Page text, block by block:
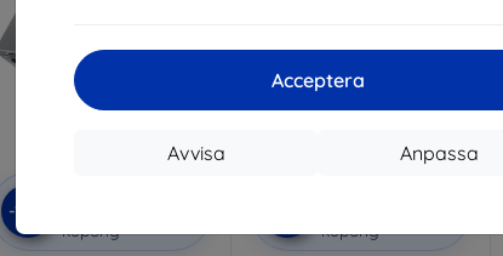
Acceptera
Anpassa
Avvisa
-10%
kupong
kupong